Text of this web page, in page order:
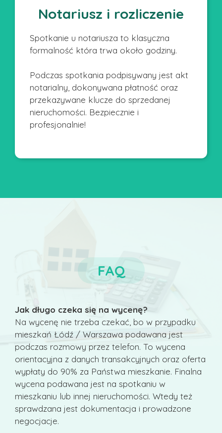
Notariusz i rozliczenie
Spotkanie u notariusza to klasyczna
formalność która trwa około godziny.
Podczas spotkania podpisywany jest akt
notarialny, dokonywana płatność oraz
przekazywane klucze do sprzedanej
nieruchomości. Bezpiecznie i
profesjonalnie!
FAQ
Jak długo czeka się na wycenę?
Na wycenę nie trzeba czekać, bo w przypadku
mieszkań Łódź / Warszawa podawana jest
podczas rozmowy przez telefon. To wycena
orientacyjna z danych transakcyjnych oraz oferta
wypłaty do 90% za Państwa mieszkanie. Finalna
wycena podawana jest na spotkaniu w
mieszkaniu lub innej nieruchomości. Wtedy też
sprawdzana jest dokumentacja i prowadzone
negocjacje.